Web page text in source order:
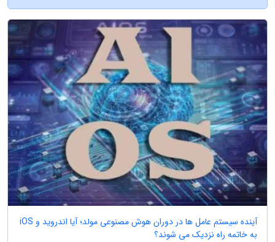
آینده سیستم عامل ها در دوران هوش مصنوعی مولد؛ آیا اندروید و iOS
به خاتمه راه نزدیک می شوند؟